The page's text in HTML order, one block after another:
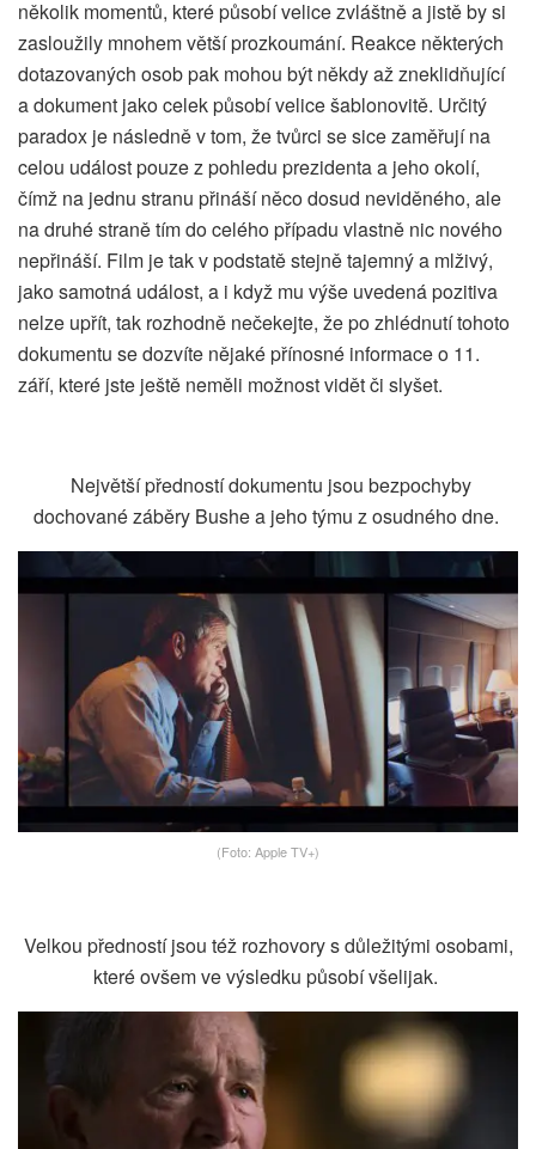
několik momentů, které působí velice zvláštně a jistě by si
zasloužily mnohem větší prozkoumání. Reakce některých
dotazovaných osob pak mohou být někdy až zneklidňující
a dokument jako celek působí velice šablonovitě. Určitý
paradox je následně v tom, že tvůrci se sice zaměřují na
celou událost pouze z pohledu prezidenta a jeho okolí,
čímž na jednu stranu přináší něco dosud neviděného, ale
na druhé straně tím do celého případu vlastně nic nového
nepřináší. Film je tak v podstatě stejně tajemný a mlživý,
jako samotná událost, a i když mu výše uvedená pozitiva
nelze upřít, tak rozhodně nečekejte, že po zhlédnutí tohoto
dokumentu se dozvíte nějaké přínosné informace o 11.
září, které jste ještě neměli možnost vidět či slyšet.
Největší předností dokumentu jsou bezpochyby
dochované záběry Bushe a jeho týmu z osudného dne.
(Foto: Apple TV+)
Velkou předností jsou též rozhovory s důležitými osobami,
které ovšem ve výsledku působí všelijak.